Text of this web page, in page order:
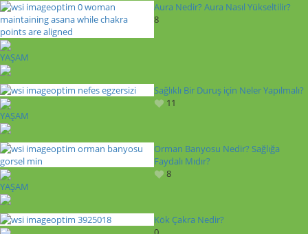
YAŞAM
Aura Nedir? Aura Nasıl Yükseltilir?
8
YAŞAM
Sağlıklı Bir Duruş için Neler Yapılmalı?
11
YAŞAM
Orman Banyosu Nedir? Sağlığa
Faydalı Mıdır?
8
Kök Çakra Nedir?